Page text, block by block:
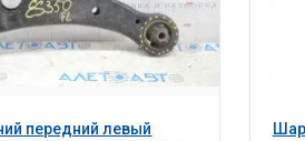
передний левый